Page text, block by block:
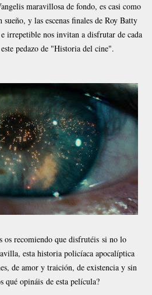
maravillosa de fondo, es casi como
y las escenas finales de Roy Batty
irrepetible nos invitan a disfrutar de cada
pedazo de "Historia del cine".
os recomiendo que disfrutéis si no lo
esta historia policíaca apocalíptica
de amor y traición, de existencia y sin
qué opináis de esta película?